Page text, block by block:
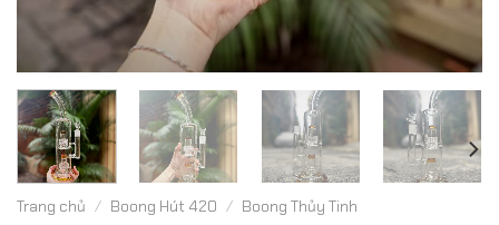
Trang chủ / Boong Hút 420 / Boong Thủy Tinh